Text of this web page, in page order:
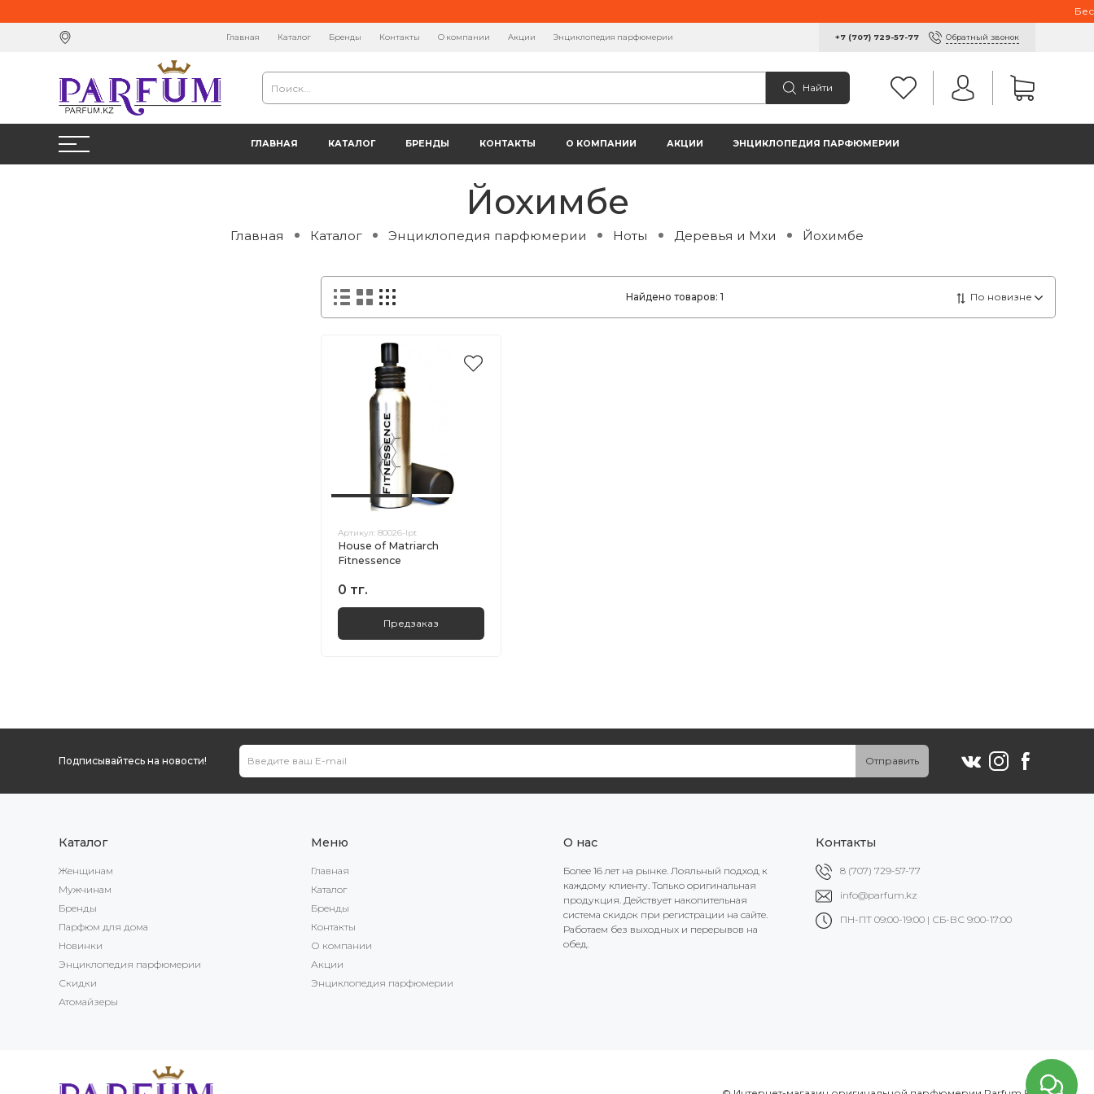
Главная Каталог Бренды Контакты О компании Акции Энциклопедия парфюмерии +7 (707) 729-57-77 Обратный звонок
Найти
ГЛАВНАЯ КАТАЛОГ БРЕНДЫ КОНТАКТЫ О КОМПАНИИ АКЦИИ ЭНЦИКЛОПЕДИЯ ПАРФЮМЕРИИ
Йохимбе
Главная Каталог Энциклопедия парфюмерии Ноты Деревья и Мхи Йохимбе
Найдено товаров:1
Артикул:80026-lpt
House of Matriarch
Fitnessence
0 тг.
Предзаказ
Подписывайтесь на новости! Отправить
Каталог
Женщинам
Мужчинам
Бренды
Парфюм для дома
Новинки
Энциклопедия парфюмерии
Скидки
Атомайзеры
Меню
Главная
Каталог
Бренды
Контакты
О компании
Акции
Энциклопедия парфюмерии
О нас
Более 16 лет на рынке. Лояльный подход к
каждому клиенту. Только оригинальная
продукция. Действует накопительная
система скидок при регистрации на сайте.
Работаем без выходных и перерывов на
обед.
Контакты
8 (707) 729-57-77
info@parfum.kz
ПН-ПТ 09:00-19:00 | СБ-ВС 9:00-17:00